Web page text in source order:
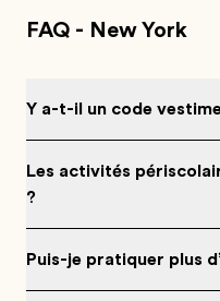
FAQ - New York
Y a-t-il un code
Les activités
?
Puis-je pratiquer plus